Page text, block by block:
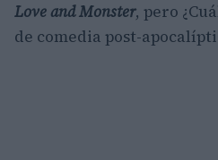
Love and Monster, pero
de comedia post-